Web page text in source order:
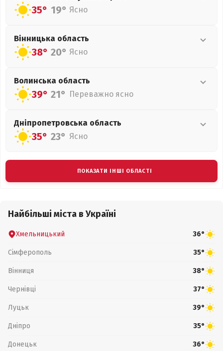
35° 19° Ясно
Вінницька область
38° 20° Ясно
Волинська область
39° 21° Переважно ясно
Дніпропетровська область
35° 23° Ясно
ПОКАЗАТИ ІНШІ ОБЛАСТІ
Найбільші міста в Україні
Хмельницький 36°
Сімферополь 35°
Вінниця 38°
Чернівці 37°
Луцьк 39°
Дніпро 35°
Донецьк 36°